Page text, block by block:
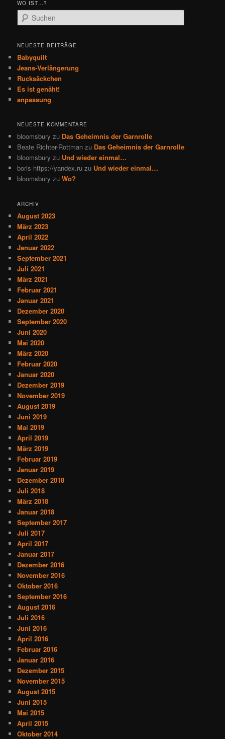
WO IST…?
u
h
n
NEUESTE BEITRÄGE
Babyquilt
Jeans-Verlängerung
Rucksäckchen
Es ist genäht!
anpassung
NEUESTE KOMMENTARE
bloomsbury zu Das Geheimnis der Garnrolle
Beate Richter-Rottman zu Das Geheimnis der Garnrolle
bloomsbury zu Und wieder einmal…
boris https://yandex.ru zu Und wieder einmal…
bloomsbury zuWo?
ARCHIV
August 2023
März 2023
April 2022
Januar 2022
September 2021
Juli 2021
März 2021
Februar 2021
Januar 2021
Dezember 2020
September 2020
Juni 2020
Mai 2020
März 2020
Februar 2020
Januar 2020
Dezember 2019
November 2019
August 2019
Juni 2019
Mai 2019
April 2019
März 2019
Februar 2019
Januar 2019
Dezember 2018
Juli 2018
März 2018
Januar 2018
September 2017
Juli 2017
April 2017
Januar 2017
Dezember 2016
November 2016
Oktober 2016
September 2016
August 2016
Juli 2016
Juni 2016
April 2016
Februar 2016
Januar 2016
Dezember 2015
November 2015
August 2015
Juni 2015
Mai 2015
April 2015
Oktober 2014